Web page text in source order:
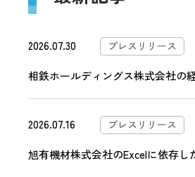
2026.07.30 プレスリリース
相鉄ホールディングス株式会社の
2026.07.16 プレスリリース
旭有機材株式会社のExcelに依存